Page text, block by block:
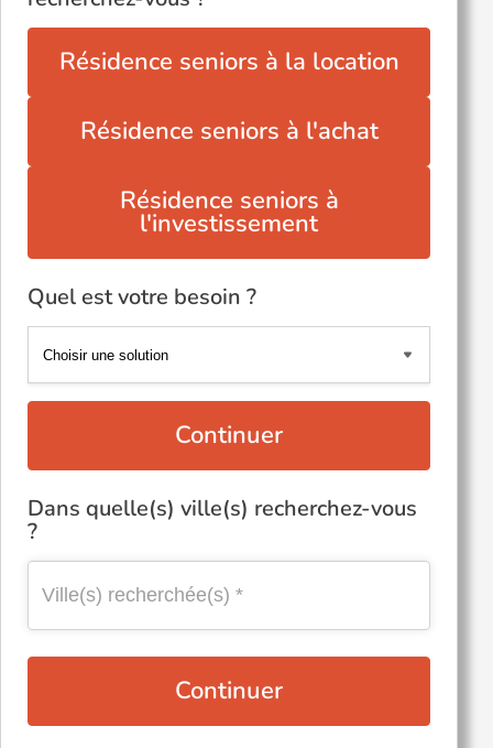
Résidence seniors à la location
Résidence seniors à l'achat
Résidence seniors à
l'investissement
Quel est votre besoin ?
Continuer
Dans quelle(s) ville(s) recherchez-vous
?
Continuer